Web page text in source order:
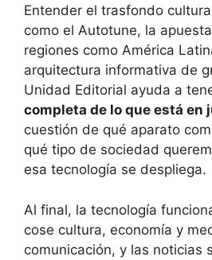
Entender el trasfondo
como el Autotune, la
regiones como América
arquitectura informativa de
Unidad Editorial ayuda a
completa de lo que está en
cuestión de qué aparato
qué tipo de sociedad
esa tecnología se despliega.
Al final, la tecnología
cose cultura, economía y
comunicación, y las noticias